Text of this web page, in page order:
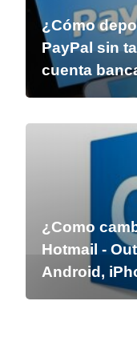
¿Cómo
PayPal sin
cuenta
¿Como
Hotmail -
Android,